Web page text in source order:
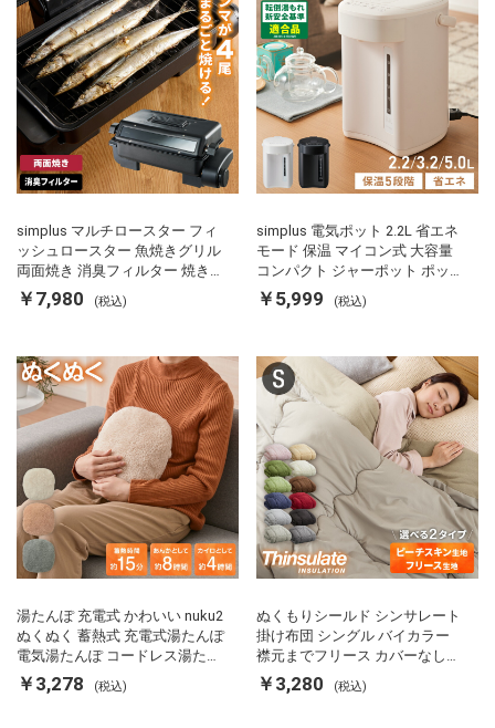
simplus マルチロースター フィ
ッシュロースター 魚焼きグリル
両面焼き 消臭フィルター 焼き魚
両面ヒーター タイマー付き SP-
FRS01 マットブラック シンプラ
￥7,980 (税込)
simplus 電気ポット 2.2L 省エネ
モード 保温 マイコン式 大容量
コンパクト ジャーポット ポット
カルキ抜き 空焚き防止 温度調節
軽量 SP-PD22 シンプラス
￥5,999 (税込)
湯たんぽ 充電式 かわいい nuku2
ぬくぬく 蓄熱式 充電式湯たんぽ
電気湯たんぽ コードレス湯たん
ぽ エコ 節電 節約 省エネ 充電式
エコ電気あんか EWT-2143 スリ
￥3,278 (税込)
ぬくもりシールド シンサレート
掛け布団 シングル バイカラー
襟元までフリース カバーなしで
使える 軽い 丸洗い 断熱 保温 抗
菌防臭 洗える 防ダニ 軽量 ホコ
￥3,280 (税込)